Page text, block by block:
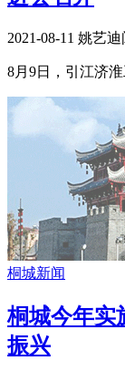
2021-08-11 姚艺迪
8月9日，引江济
桐城新闻
桐城今年实
振兴